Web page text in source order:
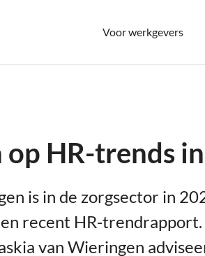
Voor werkgevers
op HR-trends
is in de zorgsector in
recent HR-
van Wieringen